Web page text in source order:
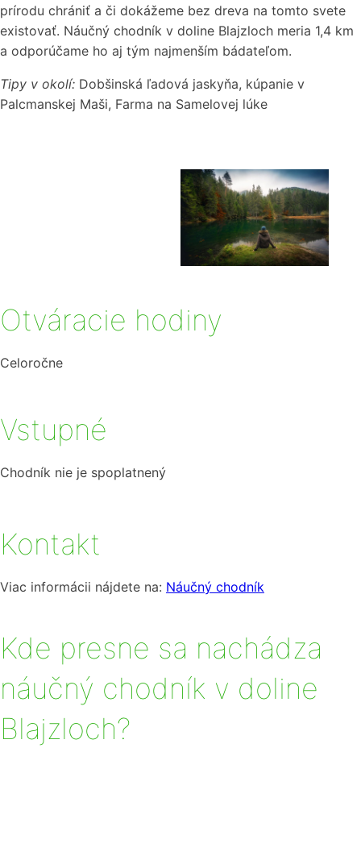
prírodu chrániť a či dokážeme bez dreva na tomto svete
existovať. Náučný chodník v doline Blajzloch meria 1,4 km
a odporúčame ho aj tým najmenším bádateľom.
Tipy v okolí: Dobšinská ľadová jaskyňa, kúpanie v
Palcmanskej Maši, Farma na Samelovej lúke
Otváracie hodiny
Celoročne
Vstupné
Chodník nie je spoplatnený
Kontakt
Viac informácii nájdete na: Náučný chodník
Kde presne sa nachádza
náučný chodník v doline
Blajzloch?